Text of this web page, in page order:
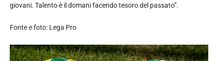
giovani. Talento è il domani facendo tesoro del passato”.
Fonte e foto: Lega Pro